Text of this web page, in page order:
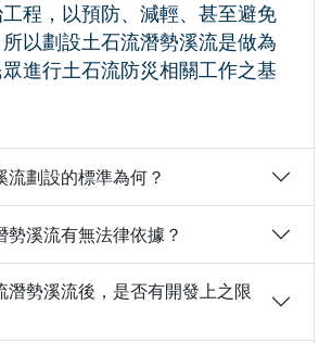
程，以預防、減輕、甚至避免
以劃設土石流潛勢溪流是做為
進行土石流防災相關工作之基
流劃設的標準為何？
勢溪流有無法律依據？
潛勢溪流後，是否有開發上之限